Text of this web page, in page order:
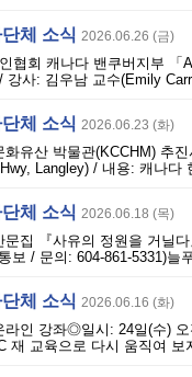
체 소식 2026.06.26 (금)
협회 캐나다 밴쿠버지부
강사: 김우남 교수(Emily
체 소식 2026.06.23 (화)
유산 박물관(KCCHM) 추
Langley) / 내용: 캐나
체 소식 2026.06.18 (목)
집 『사유의 정원을 거닐
보 / 문의: 604-861-5331)
체 소식 2026.06.16 (화)
인 강좌◎일시: 24일(수)
재 교육으로 다시 움직여